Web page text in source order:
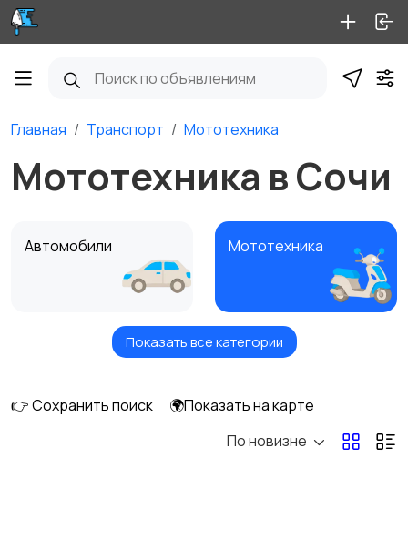
Главная Транспорт Мототехника
Мототехника в Сочи
Автомобили Мототехника
Спецтехника Автобусы и грузовики
Водный транспорт
Показать все категории
👉 Сохранить поиск
🌍Показать на карте
По новизне